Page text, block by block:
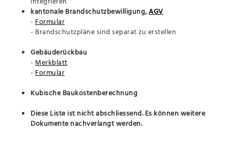
kantonale Brandschutzbewilligung,AGV
- Formular
- Brandschutzpläne sind separat zu erstellen
Gebäuderückbau
- Merkblatt
- Formular
Kubische Baukostenberechnung
Diese Liste ist nicht abschliessend. Es können weitere
Dokumente nachverlangt werden.